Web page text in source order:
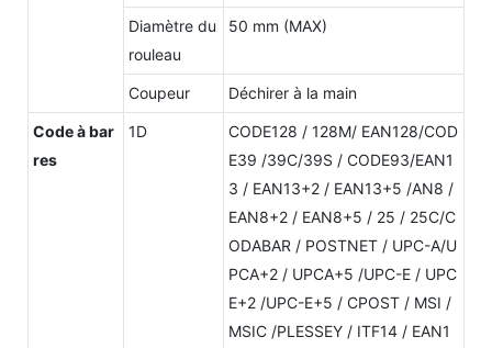
Diamètre du
rouleau
50 mm (MAX)
Coupeur Déchirer à la main
Code à bar
res
1D
CODE128 / 128M/ EAN128/COD
E39 /39C/39S / CODE93/EAN1
3 / EAN13+2 / EAN13+5 /AN8 /
EAN8+2 / EAN8+5 / 25 / 25C/C
ODABAR / POSTNET / UPC-A/U
PCA+2 / UPCA+5 /UPC-E / UPC
E+2 /UPC-E+5 / CPOST / MSI /
MSIC /PLESSEY / ITF14 / EAN1